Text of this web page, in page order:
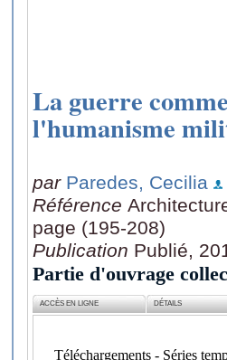
La guerre
l'humanisme
par Paredes, Cecilia
Référence
page (195-208)
Publication Publié,
Partie d'ouvrage
ACCÈS EN LIGNE DÉTAILS